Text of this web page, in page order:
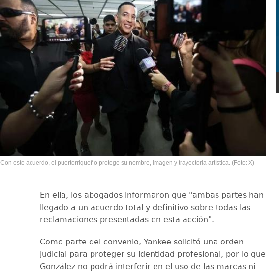
Con este acuerdo, el puertorriqueño protege su nombre, imagen y trayectoria artística. (Foto: X)
En ella, los abogados informaron que "ambas partes han
llegado a un acuerdo total y definitivo sobre todas las
reclamaciones presentadas en esta acción".
Como parte del convenio, Yankee solicitó una orden
judicial para proteger su identidad profesional, por lo que
González no podrá interferir en el uso de las marcas ni